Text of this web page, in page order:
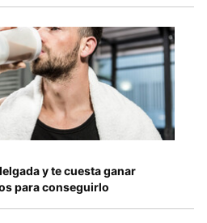
y te cuesta ganar
para conseguirlo